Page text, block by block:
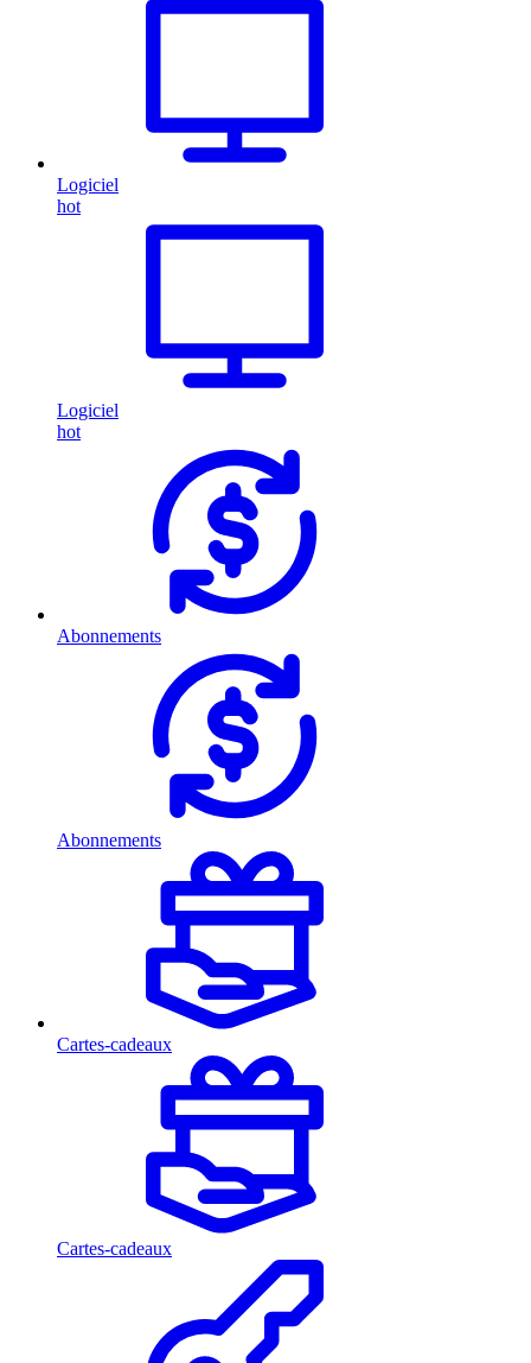
Logiciel
hot
Logiciel
hot
Abonnements
Abonnements
Cartes-cadeaux
Cartes-cadeaux